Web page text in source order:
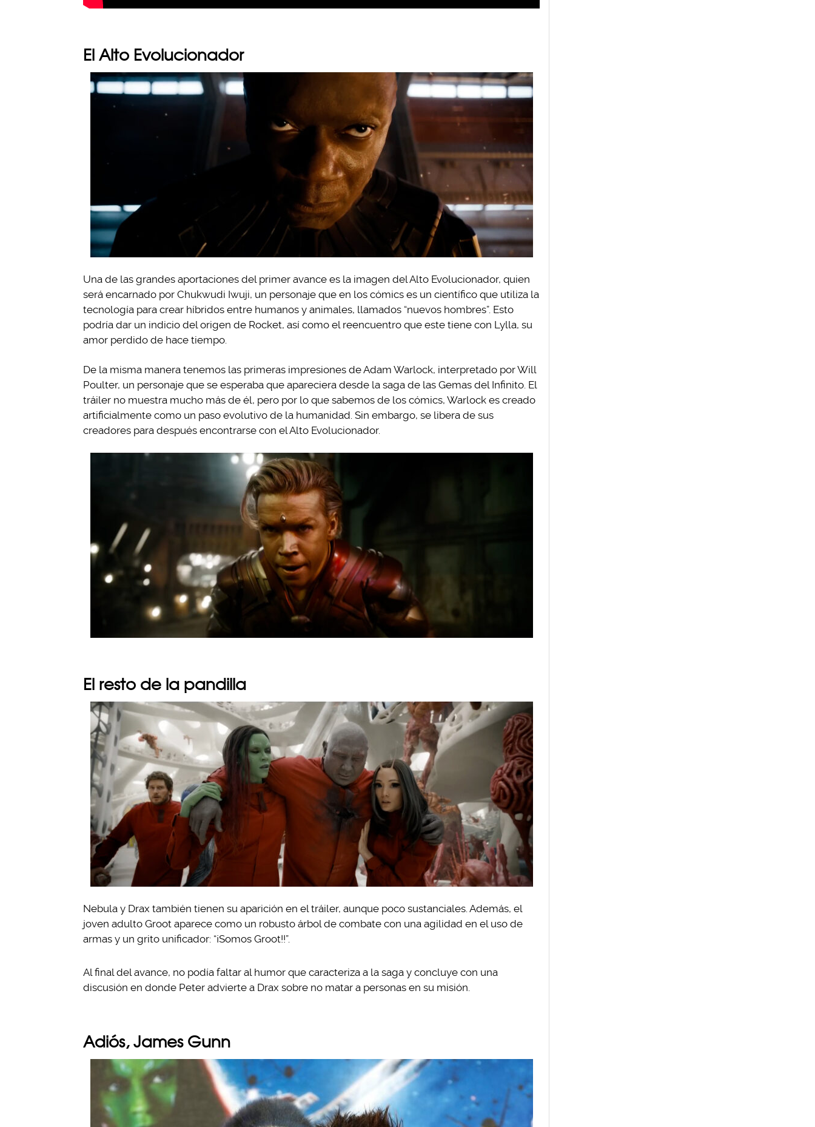
El Alto Evolucionador
Una de las grandes aportaciones del primer avance es la imagen del Alto Evolucionador, quien
será encarnado por Chukwudi Iwuji, un personaje que en los cómics es un científico que utiliza la
tecnología para crear híbridos entre humanos y animales, llamados “nuevos hombres”. Esto
podría dar un indicio del origen de Rocket, así como el reencuentro que este tiene con Lylla, su
amor perdido de hace tiempo.
De la misma manera tenemos las primeras impresiones de Adam Warlock, interpretado por Will
Poulter, un personaje que se esperaba que apareciera desde la saga de las Gemas del Infinito. El
tráiler no muestra mucho más de él, pero por lo que sabemos de los cómics, Warlock es creado
artificialmente como un paso evolutivo de la humanidad. Sin embargo, se libera de sus
creadores para después encontrarse con el Alto Evolucionador.
El resto de la pandilla
Nebula y Drax también tienen su aparición en el tráiler, aunque poco sustanciales. Además, el
joven adulto Groot aparece como un robusto árbol de combate con una agilidad en el uso de
armas y un grito unificador: “¡Somos Groot!!”.
Al final del avance, no podía faltar al humor que caracteriza a la saga y concluye con una
discusión en donde Peter advierte a Drax sobre no matar a personas en su misión.
Adiós, James Gunn